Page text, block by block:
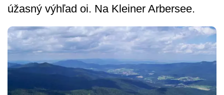
úžasný výhľad oi. Na Kleiner Arbersee.